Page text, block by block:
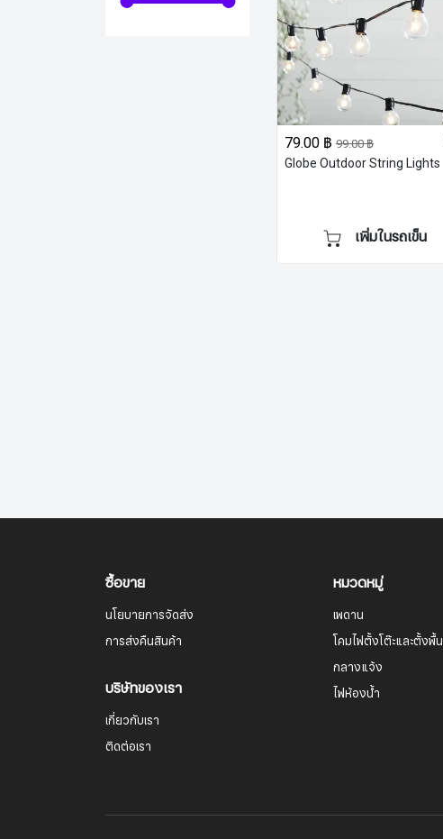
79.00 ฿ 99.00 ฿
Globe Outdoor String Lights
เพิ่มในรถเข็น
ซื้อขาย
นโยบายการจัดส่ง
การส่งคืนสินค้า
บริษัทของเรา
เกี่ยวกับเรา
ติดต่อเรา
หมวดหมู่
เพดาน
โคมไฟตั้งโต๊ะและตั้งพื้น
กลางแจ้ง
ไฟห้องน้ำ